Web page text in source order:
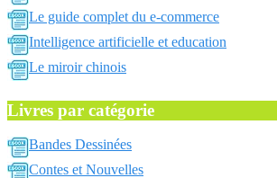
Le guide complet du e-commerce
Intelligence artificielle et education
Le miroir chinois
Livres par catégorie
Bandes Dessinées
Contes et Nouvelles